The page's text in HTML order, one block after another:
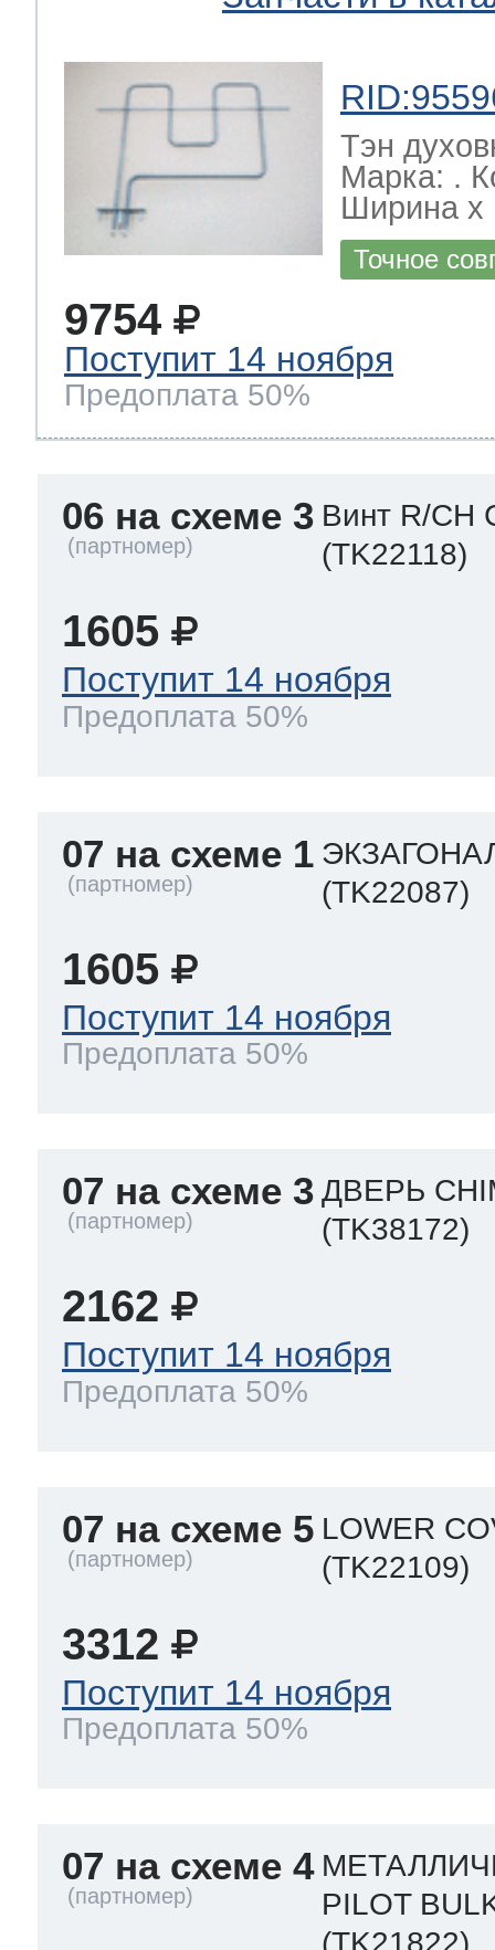
Тэн
Марка: .
Ширина х
Точное
9754
Поступит 14 ноября
Предоплата 50%
06 на схеме 3 Винт R/CH
(TK22118)
1605
Поступит 14 ноября
Предоплата 50%
07 на схеме 1
(TK22087)
1605
Поступит 14 ноября
Предоплата 50%
07 на схеме 3 ДВЕРЬ
(TK38172)
2162
Поступит 14 ноября
Предоплата 50%
07 на схеме 5 LOWER
(TK22109)
3312
Поступит 14 ноября
Предоплата 50%
07 на схеме 4
PILOT
(TK21822)